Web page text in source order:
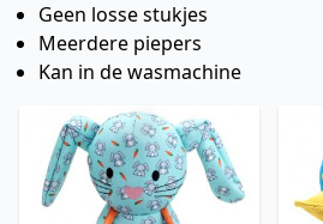
Geen losse stukjes
Meerdere piepers
Kan in de wasmachine